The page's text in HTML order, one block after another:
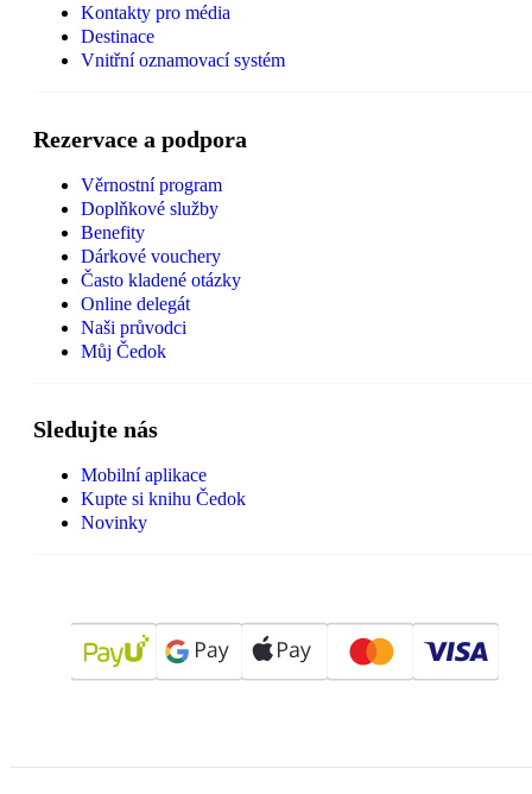
Kontakty pro média
Destinace
Vnitřní oznamovací systém
Rezervace a podpora
Věrnostní program
Doplňkové služby
Benefity
Dárkové vouchery
Často kladené otázky
Online delegát
Naši průvodci
Můj Čedok
Sledujte nás
Mobilní aplikace
Kupte si knihu Čedok
Novinky